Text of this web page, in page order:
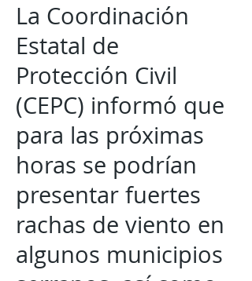
La Coordinación
Estatal de
Protección Civil
(CEPC) informó que
para las próximas
horas se podrían
presentar fuertes
rachas de viento en
algunos municipios